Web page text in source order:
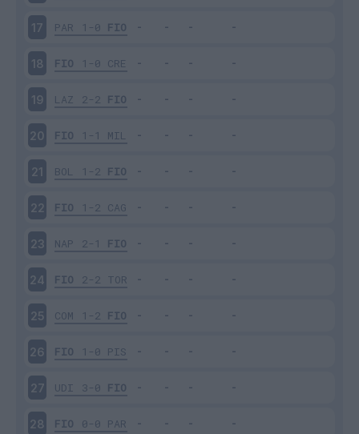
17 PAR 1-0 FIO
18 FIO 1-0 CRE
19 LAZ 2-2 FIO
20 FIO 1-1 MIL
21 BOL 1-2 FIO
22 FIO 1-2 CAG
23 NAP 2-1 FIO
24 FIO 2-2 TOR
25 COM 1-2 FIO
26 FIO 1-0 PIS
27 UDI 3-0 FIO
28 FIO 0-0 PAR